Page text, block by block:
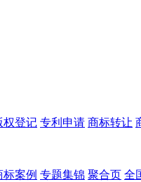
权登记 专利申请 商标转让
标案例 专题集锦 聚合页 全